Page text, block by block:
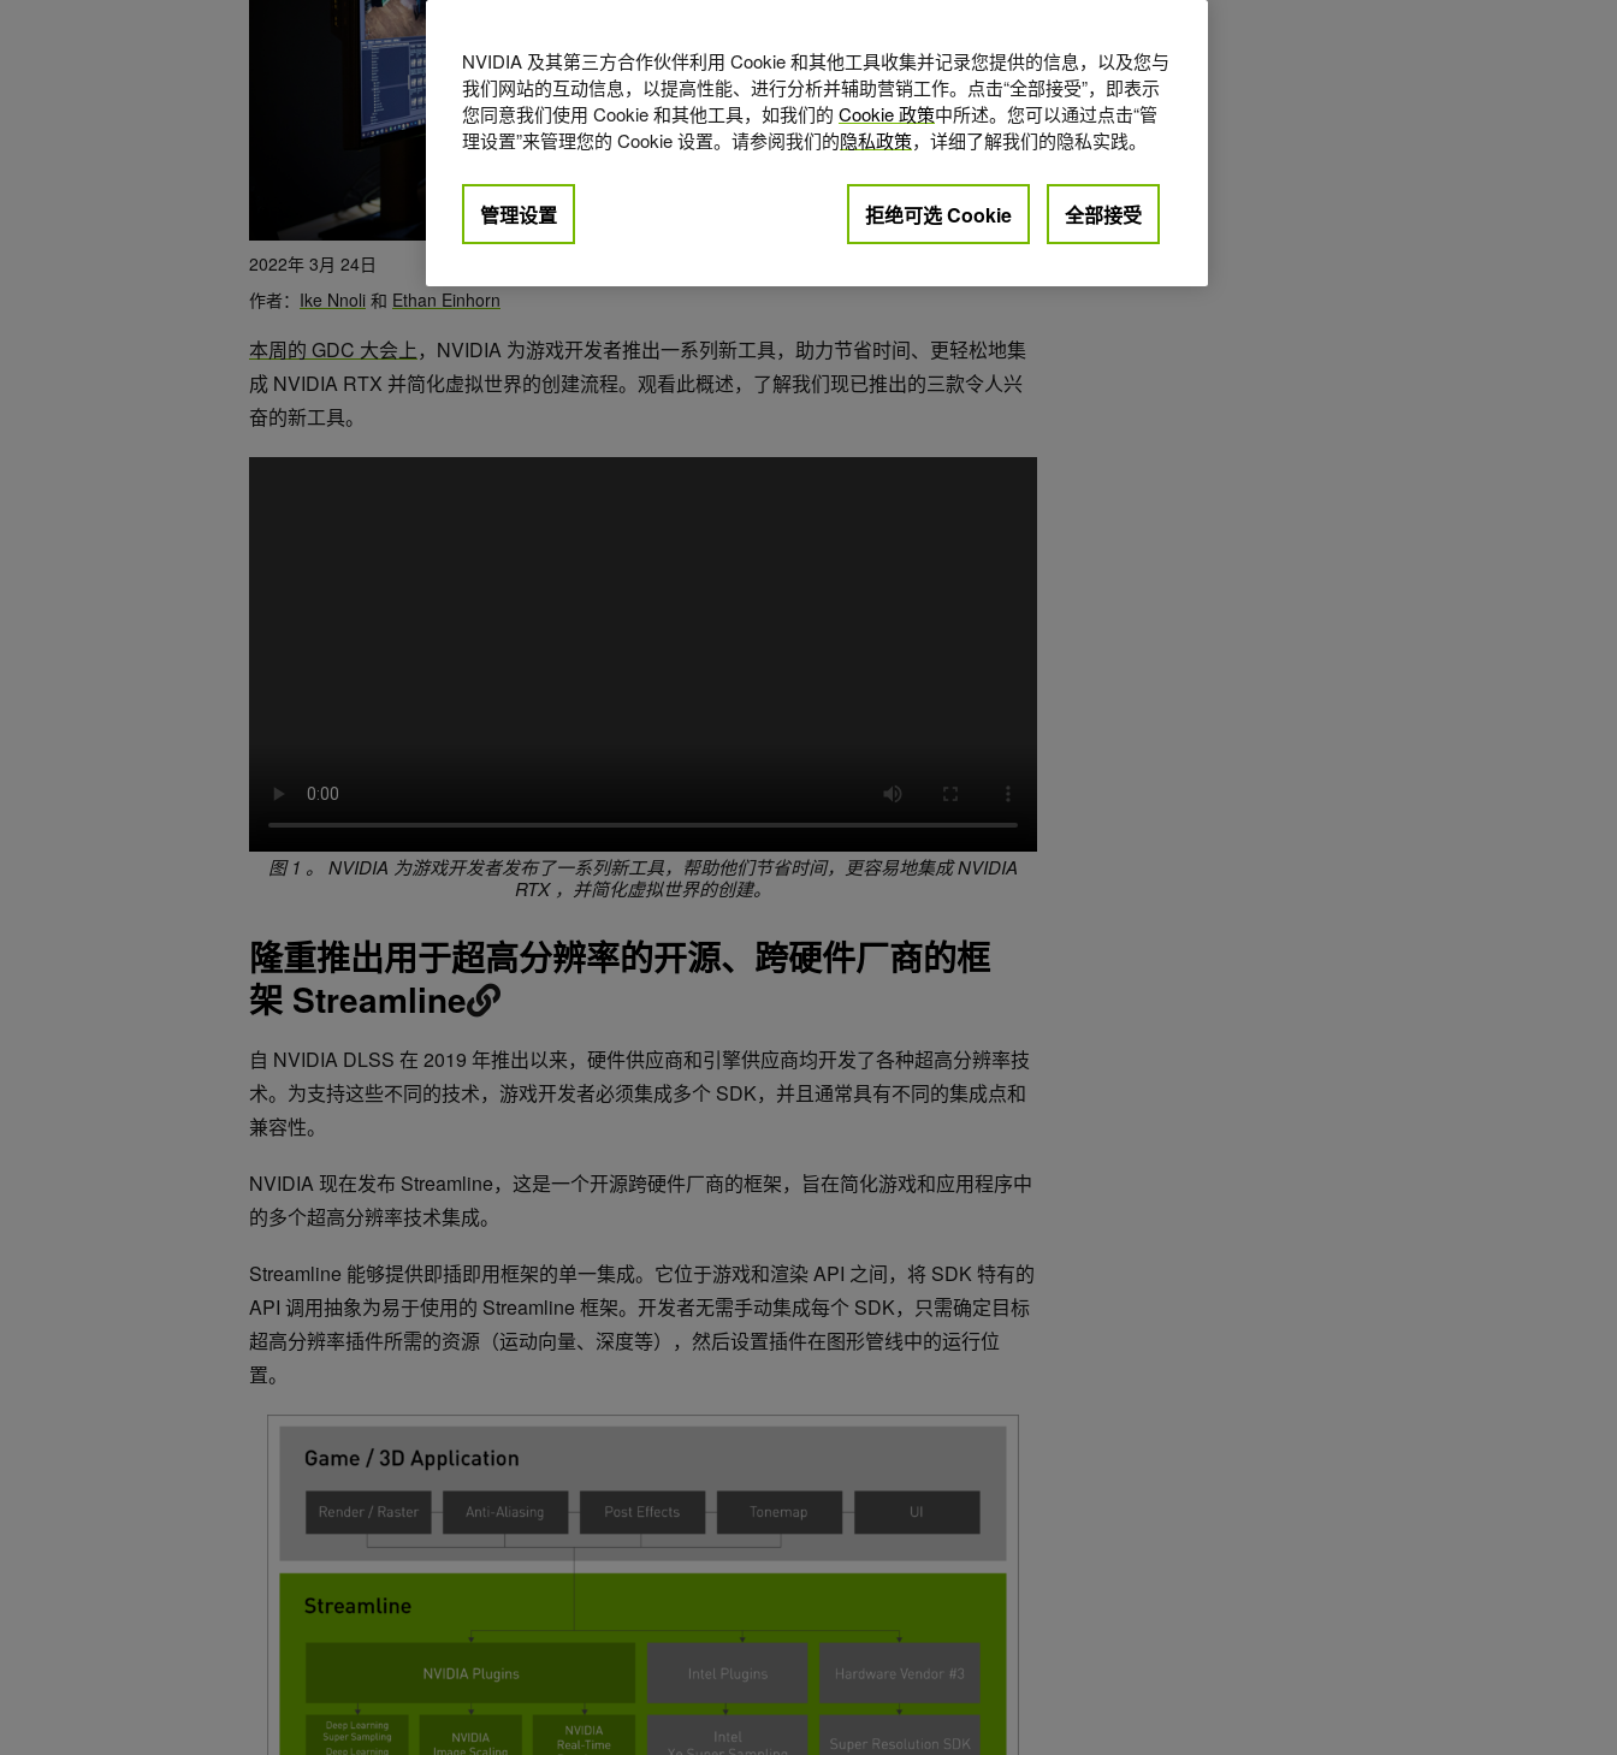
2022年 3月 24日
作者： Ike Nnoli 和 Ethan Einhorn
本周的 GDC 大会上 ，NVIDIA 为游戏开发者推出一系列新工具，助力节省时间、更轻松地集
成 NVIDIA RTX 并简化虚拟世界的创建流程。观看此概述，了解我们现已推出的三款令人兴
奋的新工具。
图 1 。 NVIDIA 为游戏开发者发布了一系列新工具，帮助他们节省时间，更容易地集成 NVIDIA
RTX ，并简化虚拟世界的创建。
隆重推出用于超高分辨率的开源、跨硬件厂商的框
架 Streamline
自 NVIDIA DLSS 在 2019 年推出以来，硬件供应商和引擎供应商均开发了各种超高分辨率技
术。为支持这些不同的技术，游戏开发者必须集成多个 SDK，并且通常具有不同的集成点和
兼容性。
NVIDIA 现在发布 Streamline，这是一个开源跨硬件厂商的框架，旨在简化游戏和应用程序中
的多个超高分辨率技术集成。
Streamline 能够提供即插即用框架的单一集成。它位于游戏和渲染 API 之间，将 SDK 特有的
API 调用抽象为易于使用的 Streamline 框架。开发者无需手动集成每个 SDK，只需确定目标
超高分辨率插件所需的资源（运动向量、深度等），然后设置插件在图形管线中的运行位
置。
NVIDIA 及其第三方合作伙伴利用 Cookie 和其他工具收集并记录您提供的信息，以及您与
我们网站的互动信息，以提高性能、进行分析并辅助营销工作。点击“全部接受”，即表示
您同意我们使用 Cookie 和其他工具，如我们的 Cookie 政策中所述。您可以通过点击“管
理设置”来管理您的 Cookie 设置。请参阅我们的隐私政策，详细了解我们的隐私实践。
管理设置 拒绝可选 Cookie 全部接受